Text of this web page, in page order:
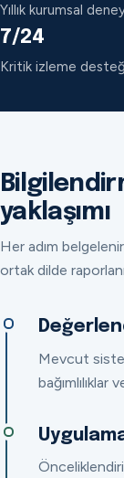
Yıllık kurumsal
7/24
Kritik izleme
yaklaşımı
Her adım
ortak dilde
Mevcut
bağımlılıklar